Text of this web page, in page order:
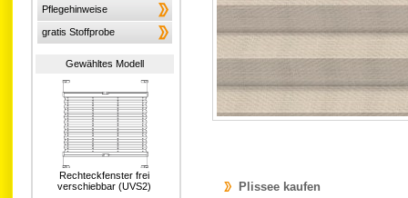
Pflegehinweise
gratis Stoffprobe
Gewähltes Modell
Rechteckfenster frei
verschiebbar (UVS2)
Plissee kaufen